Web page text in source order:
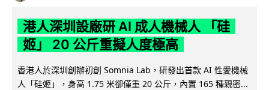
港人深圳設廠研 AI 成人機械人 「硅
姬」 20 公斤重擬人度極高
香港人於深圳創辦初創 Somnia Lab，研發出首款 AI 性愛機械
人「硅姬」，身高 1.75 米卻僅重 20 公斤，內置 165 種親密...